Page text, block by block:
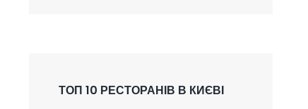
ТОП 10 РЕСТОРАНІВ В КИЄВІ